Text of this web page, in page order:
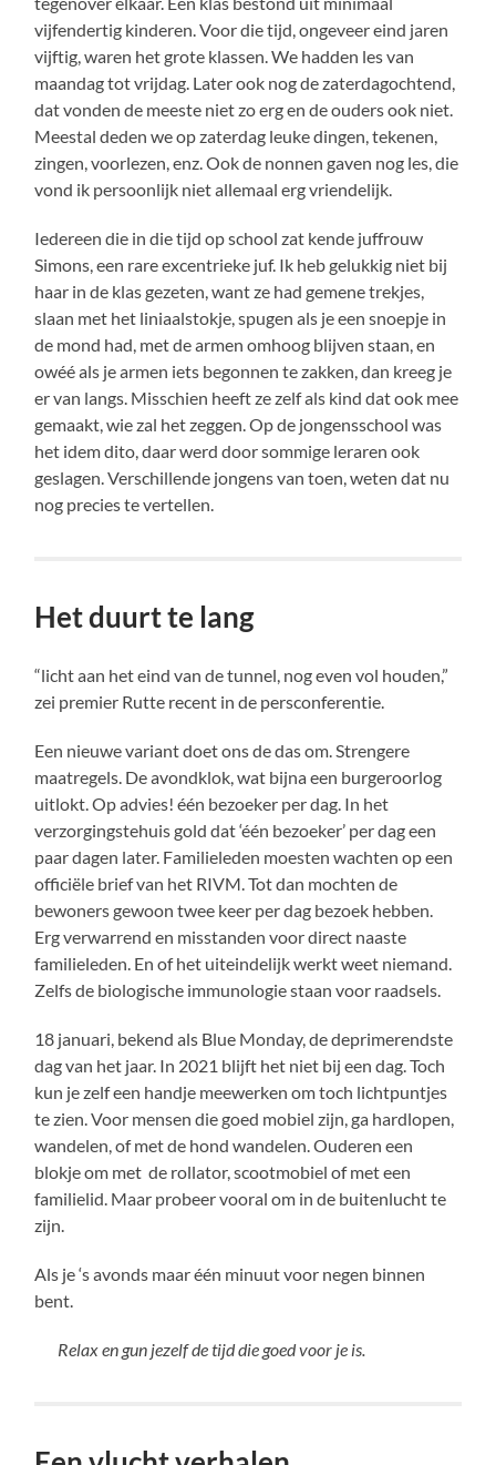
vijfendertig kinderen. Voor die tijd, ongeveer eind jaren
vijftig, waren het grote klassen. We hadden les van
maandag tot vrijdag. Later ook nog de zaterdagochtend,
dat vonden de meeste niet zo erg en de ouders ook niet.
Meestal deden we op zaterdag leuke dingen, tekenen,
zingen, voorlezen, enz. Ook de nonnen gaven nog les, die
vond ik persoonlijk niet allemaal erg vriendelijk.
Iedereen die in die tijd op school zat kende juffrouw
Simons, een rare excentrieke juf. Ik heb gelukkig niet bij
haar in de klas gezeten, want ze had gemene trekjes,
slaan met het liniaalstokje, spugen als je een snoepje in
de mond had, met de armen omhoog blijven staan, en
owéé als je armen iets begonnen te zakken, dan kreeg je
er van langs. Misschien heeft ze zelf als kind dat ook mee
gemaakt, wie zal het zeggen. Op de jongensschool was
het idem dito, daar werd door sommige leraren ook
geslagen. Verschillende jongens van toen, weten dat nu
nog precies te vertellen.
Het duurt te lang
“licht aan het eind van de tunnel, nog even vol houden,”
zei premier Rutte recent in de persconferentie.
Een nieuwe variant doet ons de das om. Strengere
maatregels. De avondklok, wat bijna een burgeroorlog
uitlokt. Op advies! één bezoeker per dag. In het
verzorgingstehuis gold dat ‘één bezoeker’ per dag een
paar dagen later. Familieleden moesten wachten op een
officiële brief van het RIVM. Tot dan mochten de
bewoners gewoon twee keer per dag bezoek hebben.
Erg verwarrend en misstanden voor direct naaste
familieleden. En of het uiteindelijk werkt weet niemand.
Zelfs de biologische immunologie staan voor raadsels.
18 januari, bekend als Blue Monday, de deprimerendste
dag van het jaar. In 2021 blijft het niet bij een dag. Toch
kun je zelf een handje meewerken om toch lichtpuntjes
te zien. Voor mensen die goed mobiel zijn, ga hardlopen,
wandelen, of met de hond wandelen. Ouderen een
blokje om met de rollator, scootmobiel of met een
familielid. Maar probeer vooral om in de buitenlucht te
zijn.
Als je ‘s avonds maar één minuut voor negen binnen
bent.
Relax en gun jezelf de tijd die goed voor je is.